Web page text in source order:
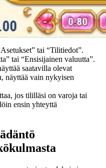
tai “Tilitiedot”.
tai “Ensisijainen valuutta”.
saatavilla olevat
näyttää vain nykyisen
jos tililläsi on varoja tai
ensin yhteyttä